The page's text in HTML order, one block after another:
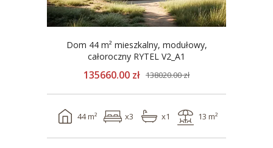
Dom 44 m² mieszkalny, modułowy,
całoroczny RYTEL V2_A1
135660.00 zł 138020.00 zł
44 m² x3 x1 13 m²